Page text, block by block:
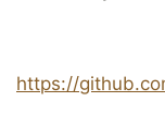
https://